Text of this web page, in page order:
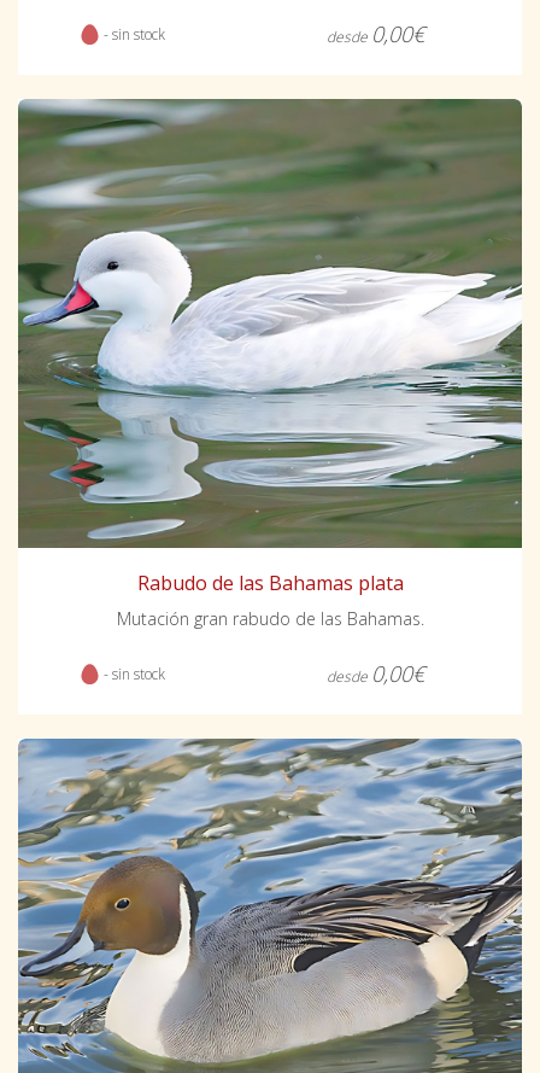
- sin stock desde 0,00€
Rabudo de las Bahamas plata
Mutación gran rabudo de las Bahamas.
- sin stock desde 0,00€